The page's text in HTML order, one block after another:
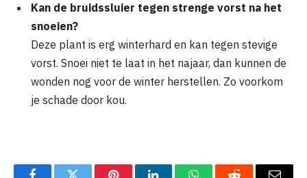
Kan de bruidssluier tegen strenge vorst na het
snoeien?
Deze plant is erg winterhard en kan tegen stevige
vorst. Snoei niet te laat in het najaar, dan kunnen de
wonden nog voor de winter herstellen. Zo voorkom
je schade door kou.